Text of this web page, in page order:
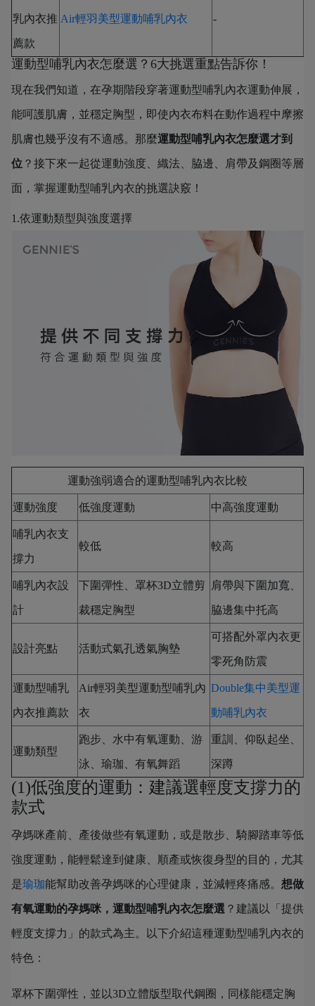
乳內衣推
薦款
Air輕羽美型運動哺乳內衣 -
運動型哺乳內衣怎麼選？6大挑選重點告訴你！
現在我們知道，在孕期階段穿著運動型哺乳內衣運動伸展，
能呵護肌膚，並穩定胸型，即使內衣布料在動作過程中摩擦
肌膚也幾乎沒有不適感。那麼運動型哺乳內衣怎麼選才到
位 ？接下來一起從運動強度、織法、脇邊、肩帶及鋼圈等層
面，掌握運動型哺乳內衣的挑選訣竅！
1.依運動類型與強度選擇
運動強弱適合的運動型哺乳內衣比較
運動強度 低強度運動 中高強度運動
哺乳內衣支
撐力
較低 較高
哺乳內衣設
計
下圍彈性、罩杯3D立體剪
裁穩定胸型
肩帶與下圍加寬、
脇邊集中托高
設計亮點 活動式氣孔透氣胸墊
可搭配外罩內衣更
零死角防震
運動型哺乳
內衣推薦款
Air輕羽美型運動型哺乳內
衣
Double集中美型運
動哺乳內衣
運動類型
跑步、水中有氧運動、游
泳、瑜珈、有氧舞蹈
重訓、仰臥起坐、
深蹲
(1)低強度的運動：建議選輕度支撐力的
款式
孕媽咪產前、產後做些有氧運動，或是散步、騎腳踏車等低
強度運動，能輕鬆達到健康、順產或恢復身型的目的，尤其
是瑜珈能幫助改善孕媽咪的心理健康，並減輕疼痛感。 想做
有氧運動的孕媽咪，運動型哺乳內衣怎麼選 ？建議以「提供
輕度支撐力」的款式為主。以下介紹這種運動型哺乳內衣的
特色：
罩杯下圍彈性，並以3D立體版型取代鋼圈，同樣能穩定胸